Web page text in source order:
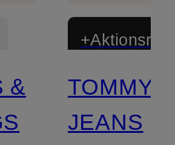
&
TOMMY
JEANS